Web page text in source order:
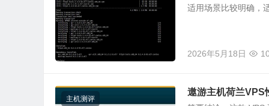
适用场景比较明确，
2026年5月18日
主机测评
遨游主机荷兰VPS